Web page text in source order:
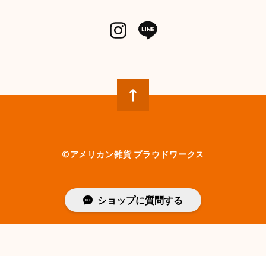
©︎アメリカン雑貨 プラウドワークス
ショップに質問する